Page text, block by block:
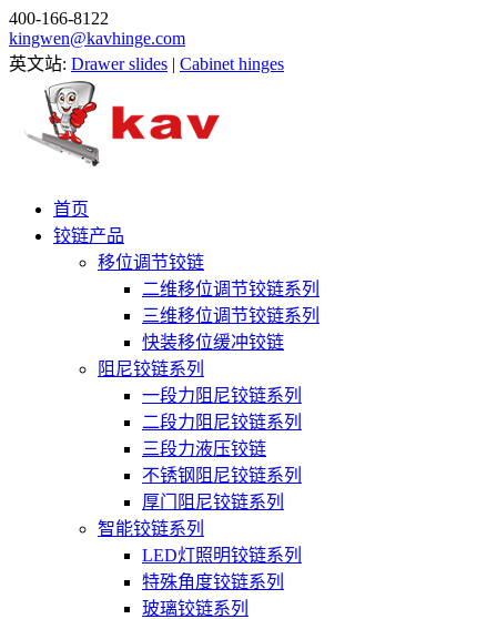
400-166-8122
kingwen@kavhinge.com
英文站: Drawer slides | Cabinet hinges
首页
铰链产品
移位调节铰链
二维移位调节铰链系列
三维移位调节铰链系列
快装移位缓冲铰链
阻尼铰链系列
一段力阻尼铰链系列
二段力阻尼铰链系列
三段力液压铰链
不锈钢阻尼铰链系列
厚门阻尼铰链系列
智能铰链系列
LED灯照明铰链系列
特殊角度铰链系列
玻璃铰链系列